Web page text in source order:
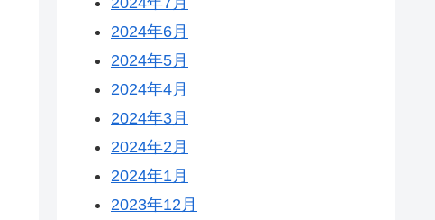
2024年6月
2024年5月
2024年4月
2024年3月
2024年2月
2024年1月
2023年12月